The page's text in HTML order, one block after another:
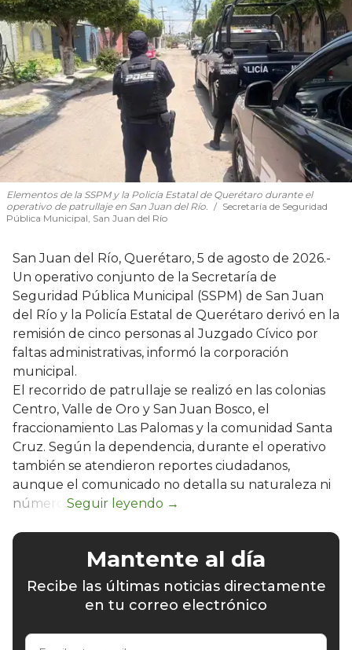
Elementos de la SSPM y la Policía Estatal de Querétaro durante el
operativo de patrullaje en San Juan del Río.
Secretaría de Seguridad
Pública Municipal, San Juan del Río
San Juan del Río, Querétaro, 5 de agosto de 2026.-
Un operativo conjunto de la Secretaría de
Seguridad Pública Municipal (SSPM) de San Juan
del Río y la Policía Estatal de Querétaro derivó en la
remisión de cinco personas al Juzgado Cívico por
faltas administrativas, informó la corporación
municipal.
El recorrido de patrullaje se realizó en las colonias
Centro, Valle de Oro y San Juan Bosco, el
fraccionamiento Las Palomas y la comunidad Santa
Cruz. Según la dependencia, durante el operativo
también se atendieron reportes ciudadanos,
aunque el comunicado no detalla su naturaleza ni
número.
Mantente al día
Recibe las últimas noticias directamente
en tu correo electrónico
Escribe